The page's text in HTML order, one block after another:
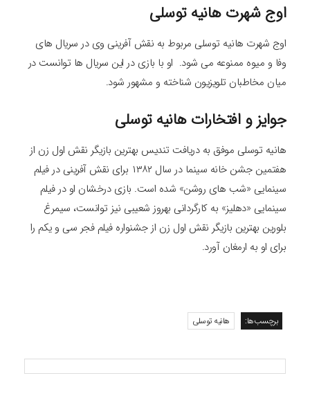
اوج شهرت هانیه توسلی
اوج شهرت هانیه توسلی مربوط به نقش آفرینی وی در سریال های
وفا و میوه ممنوعه می شود. او با بازی در این سریال ها توانست در
میان مخاطبان تلویزیون شناخته و مشهور شود.
جوایز و افتخارات هانیه توسلی
هانیه توسلی موفق به دریافت تندیس بهترین بازیگر نقش اول زن از
هفتمین جشن خانه سینما در سال ۱۳۸۲ برای نقش آفرینی در فیلم
سینمایی «شب های روشن» شده است. بازی درخشان او در فیلم
سینمایی «دهلیز» به کارگردانی بهروز شعیبی نیز توانست، سیمرغ
بلورین بهترین بازیگر نقش اول زن از جشنواره فیلم فجر سی و یکم را
برای او به ارمغان آورد.
برچسب‌ها: هانیه توسلی